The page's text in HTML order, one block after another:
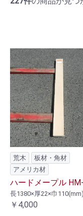
荒木
板材・角材
アメリカ材
ハードメープル
長1380×厚22×巾110(mm)
￥4,000